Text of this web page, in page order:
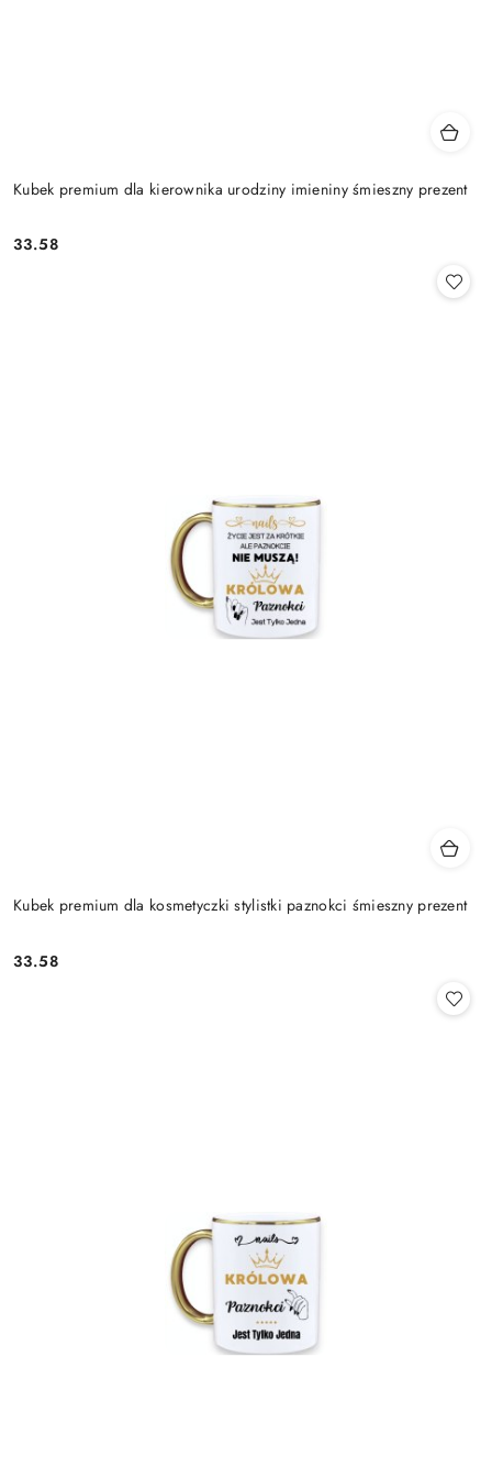
Kubek premium dla kierownika urodziny imieniny śmieszny prezent
Cena:
33.58
Kubek premium dla kosmetyczki stylistki paznokci śmieszny prezent
Cena:
33.58